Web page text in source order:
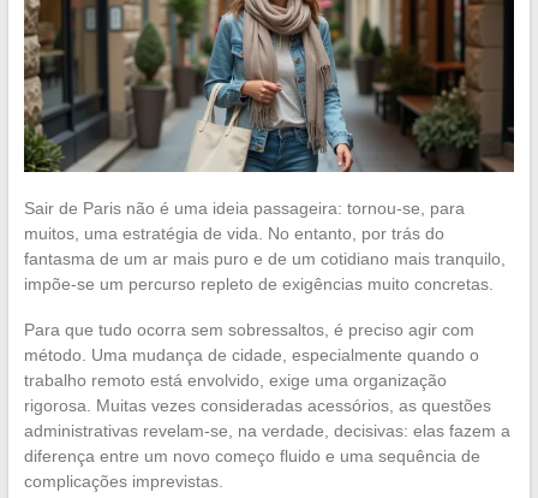
Sair de Paris não é uma ideia passageira: tornou-se, para
muitos, uma estratégia de vida. No entanto, por trás do
fantasma de um ar mais puro e de um cotidiano mais tranquilo,
impõe-se um percurso repleto de exigências muito concretas.
Para que tudo ocorra sem sobressaltos, é preciso agir com
método. Uma mudança de cidade, especialmente quando o
trabalho remoto está envolvido, exige uma organização
rigorosa. Muitas vezes consideradas acessórios, as questões
administrativas revelam-se, na verdade, decisivas: elas fazem a
diferença entre um novo começo fluido e uma sequência de
complicações imprevistas.